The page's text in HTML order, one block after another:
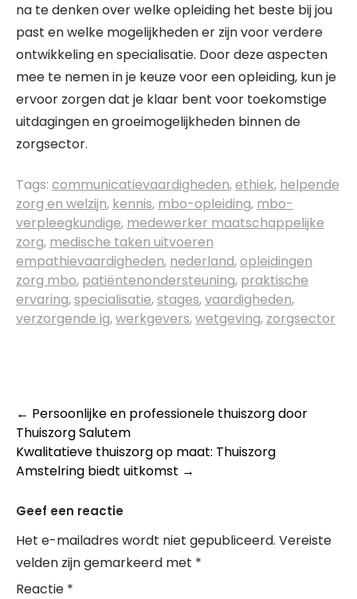
na te denken over welke opleiding het beste bij jou
past en welke mogelijkheden er zijn voor verdere
ontwikkeling en specialisatie. Door deze aspecten
mee te nemen in je keuze voor een opleiding, kun je
ervoor zorgen dat je klaar bent voor toekomstige
uitdagingen en groeimogelijkheden binnen de
zorgsector.
Tags: communicatievaardigheden,ethiek, helpende
zorg en welzijn, kennis, mbo-opleiding, mbo-
verpleegkundige, medewerker maatschappelijke
zorg, medische taken uitvoeren
empathievaardigheden, nederland,opleidingen
zorg mbo, patiëntenondersteuning, praktische
ervaring,specialisatie,stages,vaardigheden,
verzorgende ig,werkgevers,wetgeving, zorgsector
Post
navigation
← Persoonlijke en professionele thuiszorg door
Thuiszorg Salutem
Kwalitatieve thuiszorg op maat: Thuiszorg
Amstelring biedt uitkomst →
Geef een reactie
Het e-mailadres wordt niet gepubliceerd. Vereiste
velden zijn gemarkeerd met *
Reactie *